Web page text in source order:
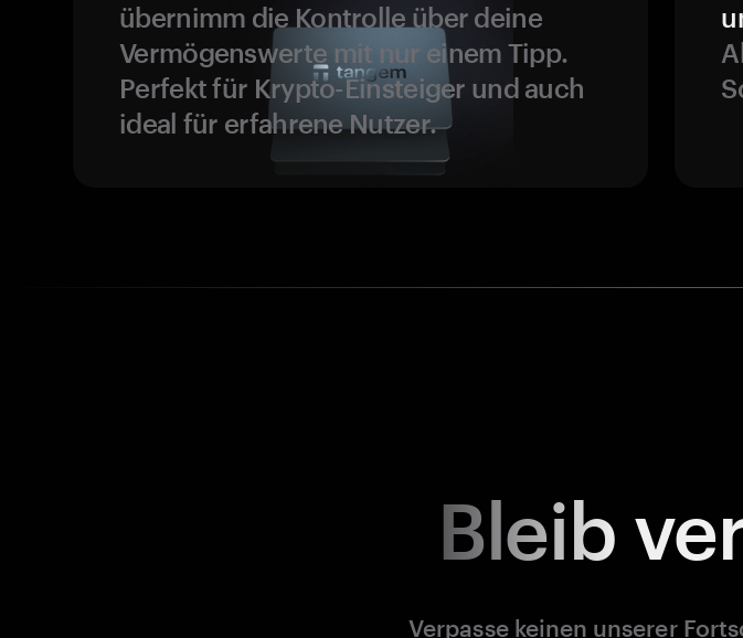
übernimm die Kontrolle über deine
Vermögenswerte mit nur einem Tipp.
Perfekt für Krypto-Einsteiger und auch
ideal für erfahrene Nutzer.
Bleib
Verpasse keinen unserer